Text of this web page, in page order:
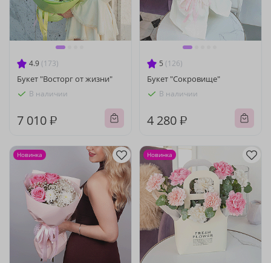
4.9 (173)
Букет "Восторг от жизни"
В наличии
7 010 ₽
5 (126)
Букет "Сокровище"
В наличии
4 280 ₽
Новинка Новинка